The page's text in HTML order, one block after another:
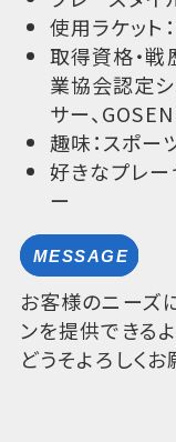
使用ラケッ
取得資格・戦
業協会認定シ
サー、GOSEN
趣味：スポー
好きなプレー
ー
お客様のニーズ
ンを提供できる
どうそよろしくお